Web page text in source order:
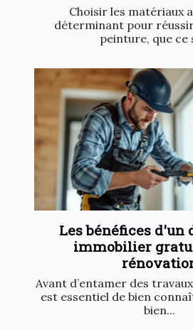
Choisir les matériaux
déterminant pour
peinture, que ce
Les bénéfices d'un
immobilier
Avant d’entamer des
est essentiel de bien
bien...